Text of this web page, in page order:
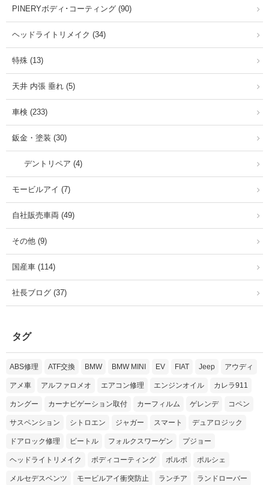
PINERYボディ･コーティング (90)
ヘッドライトリメイク (34)
特殊 (13)
天井 内張 垂れ (5)
車検 (233)
鈑金・塗装 (30)
デントリペア (4)
モービルアイ (7)
自社販売車両 (49)
その他 (9)
国産車 (114)
社長ブログ (37)
タグ
ABS修理 ATF交換 BMW BMW MINI EV FIAT Jeep アウディ
アメ車 アルファロメオ エアコン修理 エンジンオイル カレラ911
カングー カーナビゲーション取付 カーフィルム ゲレンデ コペン
サスペンション シトロエン ジャガー スマート デュアロジック
ドアロック修理 ビートル フォルクスワーゲン プジョー
ヘッドライトリメイク ボディコーティング ボルボ ポルシェ
メルセデスベンツ モービルアイ衝突防止 ランチア ランドローバー